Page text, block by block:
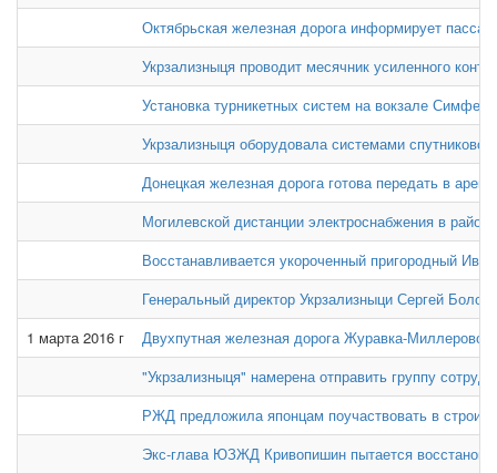
Октябрьская железная дорога информирует
Укрзализныця проводит месячник усиленного
Установка турникетных систем на вокзале
Укрзализныця оборудовала системами
Донецкая железная дорога готова передать в
Могилевской дистанции электроснабжения в
Восстанавливается укороченный пригородный
Генеральный директор Укрзализныци Сергей
1 марта 2016 г
Двухпутная железная дорога Журавка-Миллерово
"Укрзализныця" намерена отправить группу
РЖД предложила японцам поучаствовать в
Экс-глава ЮЗЖД Кривопишин пытается